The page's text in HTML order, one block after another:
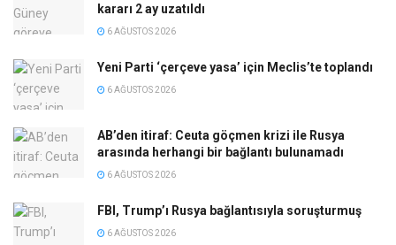
kararı 2 ay uzatıldı
6 AĞUSTOS 2026
Yeni Parti ‘çerçeve yasa’ için Meclis’te toplandı
6 AĞUSTOS 2026
AB’den itiraf: Ceuta göçmen krizi ile Rusya
arasında herhangi bir bağlantı bulunamadı
6 AĞUSTOS 2026
FBI, Trump’ı Rusya bağlantısıyla soruşturmuş
6 AĞUSTOS 2026